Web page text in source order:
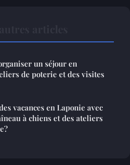
un séjour en
de poterie et des visites
vacances en Laponie avec
à chiens et des ateliers